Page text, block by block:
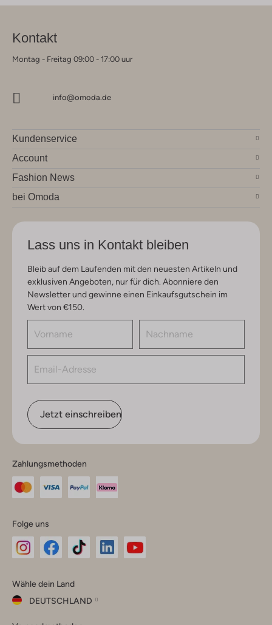
Kontakt
Montag - Freitag 09:00 - 17:00 uur
info@omoda.de
Kundenservice
Account
Fashion News
bei Omoda
Lass uns in Kontakt bleiben
Bleib auf dem Laufenden mit den neuesten Artikeln und
exklusiven Angeboten, nur für dich. Abonniere den
Newsletter und gewinne einen Einkaufsgutschein im
Wert von €150.
Jetzt einschreiben
Zahlungsmethoden
Folge uns
Instagram
Facebook
TikTok
Wähle dein Land
DEUTSCHLAND